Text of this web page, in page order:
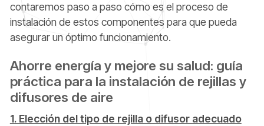
contaremos paso a paso cómo es el proceso de
instalación de estos componentes para que pueda
asegurar un óptimo funcionamiento.
Ahorre energía y mejore su salud: guía
práctica para la instalación de rejillas y
difusores de aire
1. Elección del tipo de rejilla o difusor adecuado